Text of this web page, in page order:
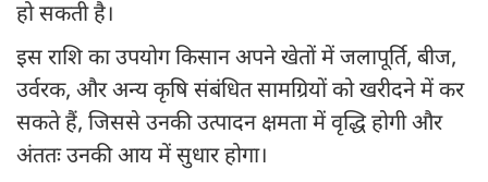
हो सकती है।
इस राशि का उपयोग किसान अपने खेतों में जलापूर्ति, बीज,
उर्वरक, और अन्य कृषि संबंधित सामग्रियों को खरीदने में कर
सकते हैं, जिससे उनकी उत्पादन क्षमता में वृद्धि होगी और
अंततः उनकी आय में सुधार होगा।